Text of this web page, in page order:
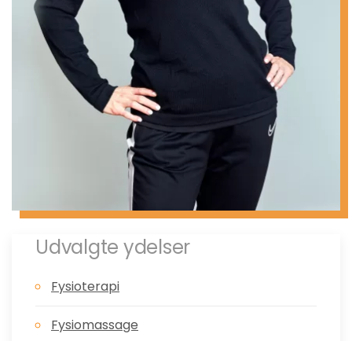
Udvalgte ydelser
Fysioterapi
Fysiomassage